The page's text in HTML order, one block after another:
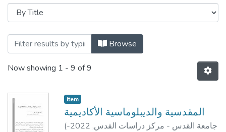
Browse
Now showing 1 - 9 of 9
Item
المقدسية والديبلوماسية الأكاديمية
( جامعة القدس - مركز دراسات القدس,
2022-